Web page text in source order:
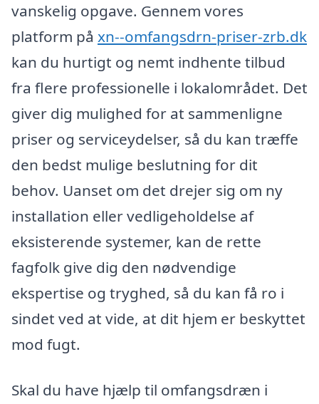
vanskelig opgave. Gennem vores
platform på xn--omfangsdrn-priser-zrb.dk
kan du hurtigt og nemt indhente tilbud
fra flere professionelle i lokalområdet. Det
giver dig mulighed for at sammenligne
priser og serviceydelser, så du kan træffe
den bedst mulige beslutning for dit
behov. Uanset om det drejer sig om ny
installation eller vedligeholdelse af
eksisterende systemer, kan de rette
fagfolk give dig den nødvendige
ekspertise og tryghed, så du kan få ro i
sindet ved at vide, at dit hjem er beskyttet
mod fugt.
Skal du have hjælp til omfangsdræn i